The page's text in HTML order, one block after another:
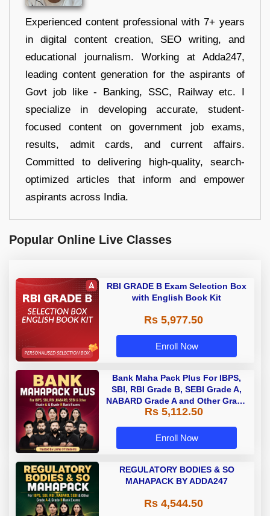
Experienced content professional with 7+ years
in digital content creation, SEO writing, and
educational journalism. Working at Adda247,
leading content generation for the aspirants of
Govt job like - Banking, SSC, Railway etc. I
specialize in developing accurate, student-
focused content on government job exams,
results, admit cards, and current affairs.
Committed to delivering high-quality, search-
optimized articles that inform and empower
aspirants across India.
Popular Online Live Classes
RBI GRADE B Exam Selection Box
with English Book Kit
Rs 5,977.50
Enroll Now
Bank Maha Pack Plus For IBPS,
SBI, RBI Grade B, SEBI Grade A,
NABARD Grade A and Other Grade
A & Grade B Bank Exams
Rs 5,112.50
Enroll Now
REGULATORY BODIES & SO
MAHAPACK BY ADDA247
Rs 4,544.50